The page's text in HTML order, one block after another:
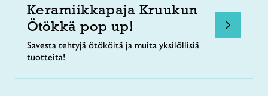
Keramiikkapaja Kruukun
Ötökkä pop up!
Savesta tehtyjä ötököitä ja muita yksilöllisiä
tuotteita!